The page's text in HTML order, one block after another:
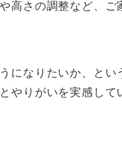
高さの調整など、ご
になりたいか、とい
やりがいを実感して